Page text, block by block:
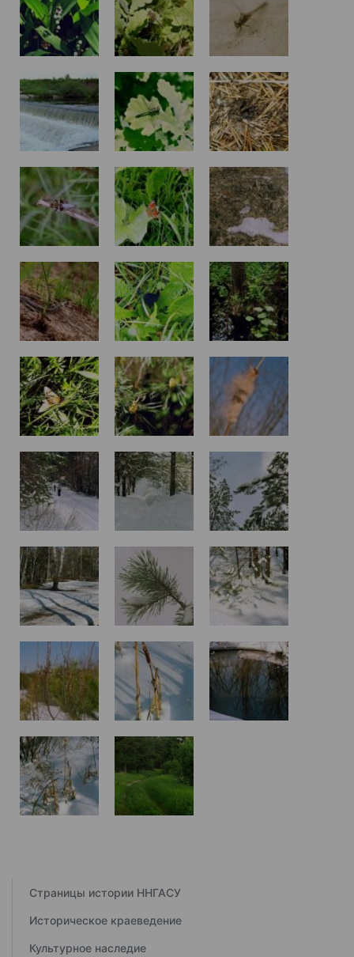
Страницы истории ННГАСУ
Историческое краеведение
Культурное наследие